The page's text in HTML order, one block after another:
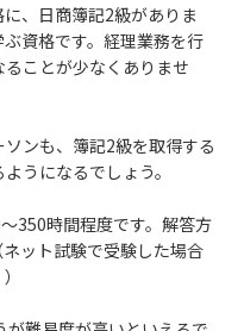
、日商簿記2級がありま
資格です。経理業務を行
ことが少なくありませ
ンも、簿記2級を取得する
うになるでしょう。
350時間程度です。解答方
ット試験で受験した場合